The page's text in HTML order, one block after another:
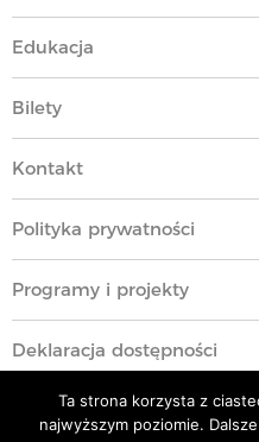
Edukacja
Bilety
Kontakt
Polityka prywatności
Programy i projekty
Deklaracja dostępności
Standardy Ochrony
Ta strona korzysta z
najwyższym poziomie.